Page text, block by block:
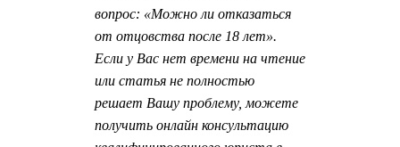
вопрос: «Можно ли отказаться
от отцовства после 18 лет».
Если у Вас нет времени на чтение
или статья не полностью
решает Вашу проблему, можете
получить онлайн консультацию